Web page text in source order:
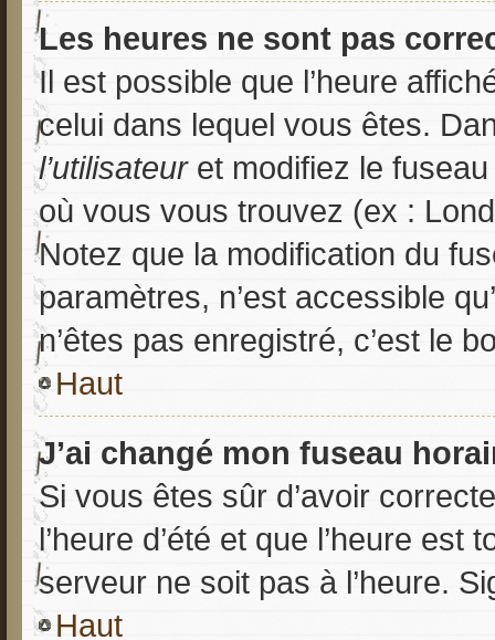
Les heures ne sont pas
Il est possible que l’heure
celui dans lequel vous êtes.
l’utilisateuret modifiez le fuseau
où vous vous trouvez (ex :
Notez que la modification du
paramètres, n’est accessible
n’êtes pas enregistré, c’est le
Haut
J’ai changé mon fuseau
Si vous êtes sûr d’avoir
l’heure d’été et que l’heure
serveur ne soit pas à l’heure.
Haut